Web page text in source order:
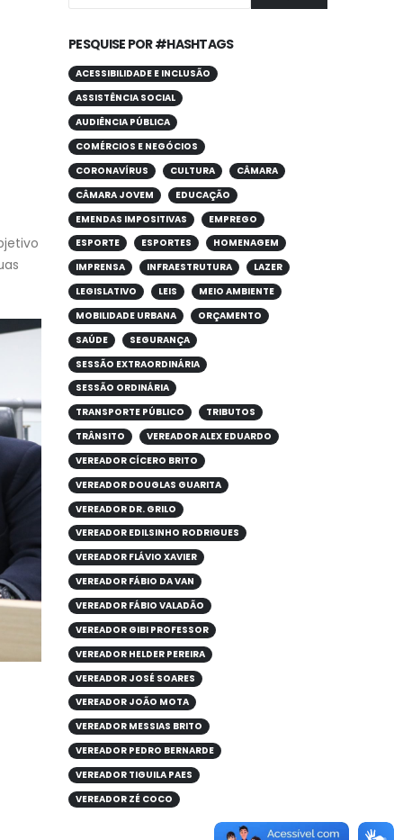
PESQUISE POR #HASHTAGS
ACESSIBILIDADE E INCLUSÃO
ASSISTÊNCIA SOCIAL
AUDIÊNCIA PÚBLICA
COMÉRCIOS E NEGÓCIOS
CORONAVÍRUS
CULTURA
CÂMARA
CÂMARA JOVEM
EDUCAÇÃO
EMENDAS IMPOSITIVAS
EMPREGO
ESPORTE
ESPORTES
HOMENAGEM
IMPRENSA
INFRAESTRUTURA
LAZER
LEGISLATIVO
LEIS
MEIO AMBIENTE
MOBILIDADE URBANA
ORÇAMENTO
SAÚDE
SEGURANÇA
SESSÃO EXTRAORDINÁRIA
SESSÃO ORDINÁRIA
TRANSPORTE PÚBLICO
TRIBUTOS
TRÂNSITO
VEREADOR ALEX EDUARDO
VEREADOR CÍCERO BRITO
VEREADOR DOUGLAS GUARITA
VEREADOR DR. GRILO
VEREADOR EDILSINHO RODRIGUES
VEREADOR FLÁVIO XAVIER
VEREADOR FÁBIO DA VAN
VEREADOR FÁBIO VALADÃO
VEREADOR GIBI PROFESSOR
VEREADOR HELDER PEREIRA
VEREADOR JOSÉ SOARES
VEREADOR JOÃO MOTA
VEREADOR MESSIAS BRITO
VEREADOR PEDRO BERNARDE
VEREADOR TIGUILA PAES
VEREADOR ZÉ COCO